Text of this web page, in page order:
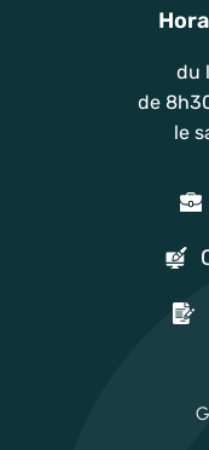
du
de
le